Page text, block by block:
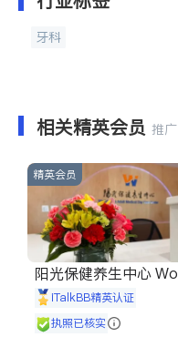
牙科
相关精英会员 推
精英会员
阳光保健养生中心
shine
iTalkBB精英认证
执照已核实